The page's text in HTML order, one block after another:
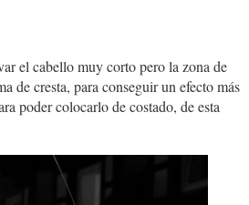
el cabello muy corto pero la zona de
de cresta, para conseguir un efecto más
poder colocarlo de costado, de esta